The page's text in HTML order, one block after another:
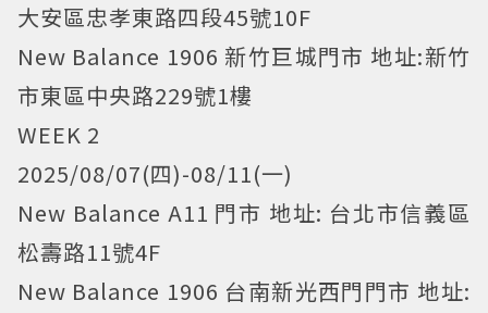
大安區忠孝東路四段45號10F
New Balance 1906 新竹巨城門市 地址:新竹
市東區中央路229號1樓
WEEK 2
2025/08/07(四)-08/11(一)
New Balance A11 門市 地址: 台北市信義區
松壽路11號4F
New Balance 1906 台南新光西門門市 地址: